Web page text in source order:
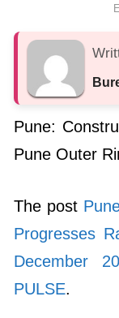
Pune:
Pune Outer
The post
Progresses
December
PULSE.